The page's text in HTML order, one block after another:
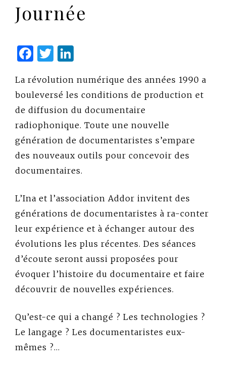
Journée
Facebook
Twitter
La révolution numérique des années 1990 a
bouleversé les conditions de production et
de diffusion du documentaire
radiophonique. Toute une nouvelle
génération de documentaristes s’empare
des nouveaux outils pour concevoir des
documentaires.
L’Ina et l’association Addor invitent des
générations de documentaristes à ra-conter
leur expérience et à échanger autour des
évolutions les plus récentes. Des séances
d’écoute seront aussi proposées pour
évoquer l’histoire du documentaire et faire
découvrir de nouvelles expériences.
Qu’est-ce qui a changé ? Les technologies ?
Le langage ? Les documentaristes eux-
mêmes ?…